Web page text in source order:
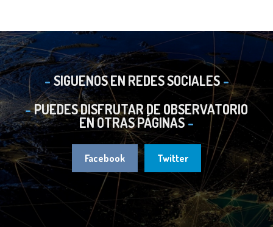
SIGUENOS EN REDES SOCIALES
PUEDES DISFRUTAR DE OBSERVATORIO
EN OTRAS PÁGINAS
Facebook Twitter